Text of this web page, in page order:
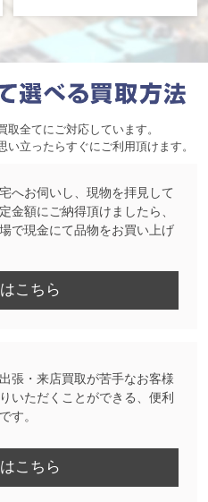
全てにご対応しています。
立ったらすぐにご利用頂けます。
へお伺いし、現物を拝見して
金額にご納得頂けましたら、
で現金にて品物をお買い上げ
こちら
張・来店買取が苦手なお客様
いただくことができる、便利
す。
こちら